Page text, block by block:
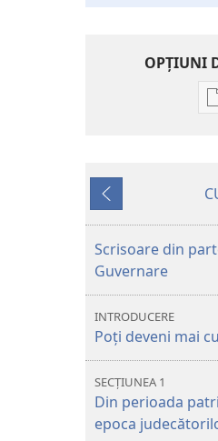
OPŢIUNI
Anterior
Scrisoare din
Guvernare
INTRODUCERE
Poți deveni mai
SECȚIUNEA 1
Din perioada
epoca